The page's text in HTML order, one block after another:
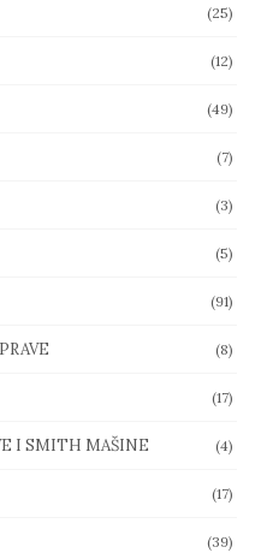
(25)
(12)
(49)
(7)
(3)
(5)
(91)
(8)
(17)
I SMITH MAŠINE (4)
(17)
(39)